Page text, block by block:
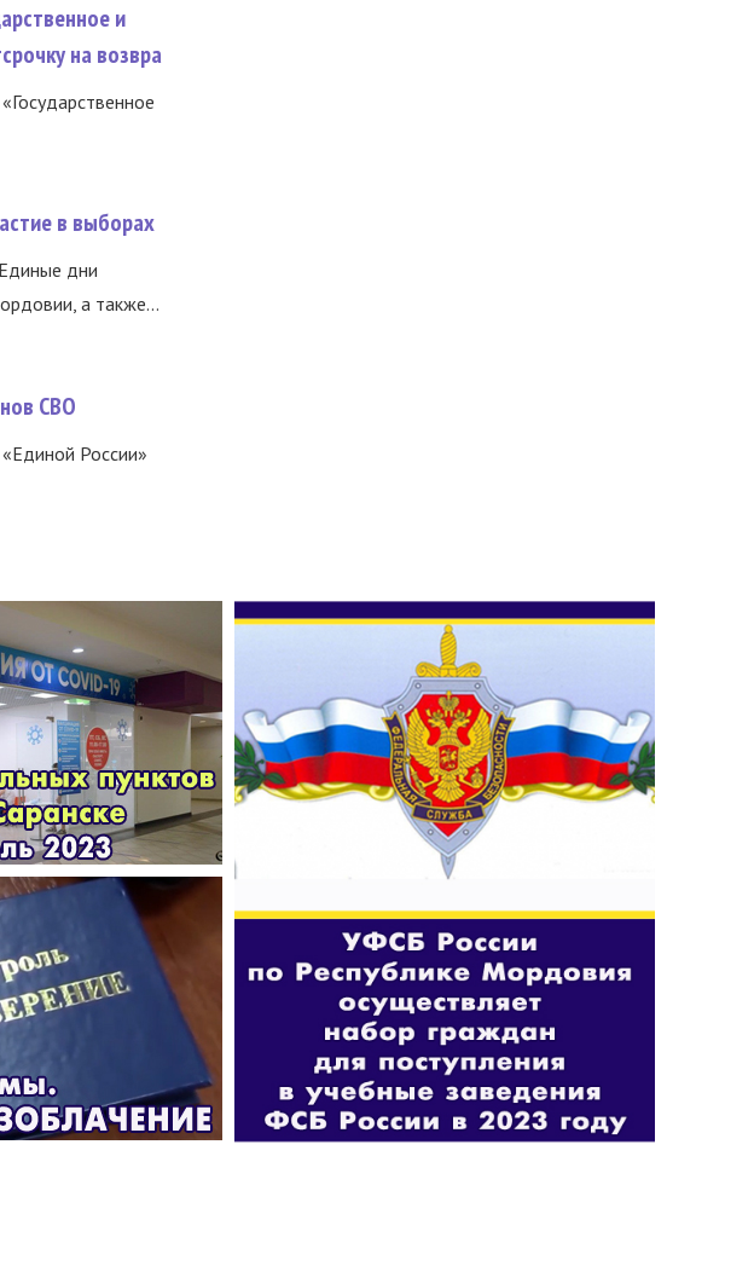
и
на возвра
в выборах
дни
а также...
СВО
«Единой России»